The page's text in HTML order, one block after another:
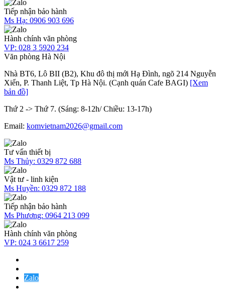
Tiếp nhận bảo hành
Ms Hạ: 0906 903 696
Hành chính văn phòng
VP: 028 3 5920 234
Văn phòng Hà Nội
Nhà BT6, Lô BII (B2), Khu đô thị mới Hạ Đình, ngõ 214 Nguyễn
Xiển, P. Thanh Liệt, Tp Hà Nội. (Cạnh quán Cafe BAGI) [Xem
bản đồ]
Thứ 2 -> Thứ 7. (Sáng: 8-12h/ Chiều: 13-17h)
Email: komvietnam2026@gmail.com
Tư vấn thiết bị
Ms Thủy: 0329 872 688
Vật tư - linh kiện
Ms Huyền: 0329 872 188
Tiếp nhận bảo hành
Ms Phương: 0964 213 099
Hành chính văn phòng
VP: 024 3 6617 259
Zalo